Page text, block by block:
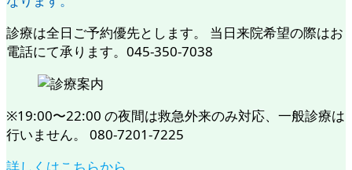
診療は全日ご予約優先とします。 当日来院希望の際はお
電話にて承ります。045-350-7038
※19:00〜22:00 の夜間は救急外来のみ対応、一般診療は
行いません。 080-7201-7225